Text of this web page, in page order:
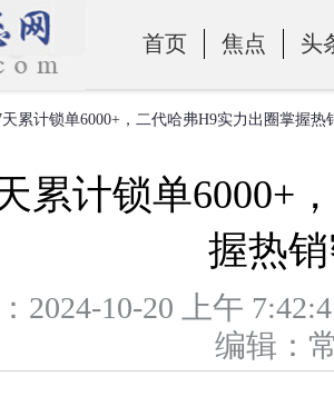
首页 焦点 头
零部件
累计锁单6000+，二代哈弗H9实力出圈掌握热
累计锁单6000+
握热
2024-10-20 上午
编辑